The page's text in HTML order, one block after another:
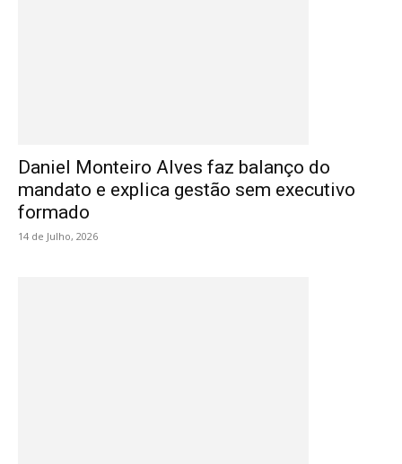
Daniel Monteiro Alves faz balanço do
mandato e explica gestão sem executivo
formado
14 de Julho, 2026